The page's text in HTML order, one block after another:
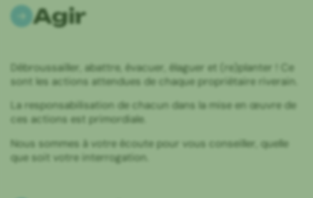
Agir
Débroussailler, abattre, évacuer, élaguer et (re)planter ! Ce
sont les actions attendues de chaque propriétaire riverain.
La responsabilisation de chacun dans la mise en œuvre de
ces actions est primordiale.
Nous sommes à votre écoute pour vous conseiller, quelle
que soit votre interrogation.